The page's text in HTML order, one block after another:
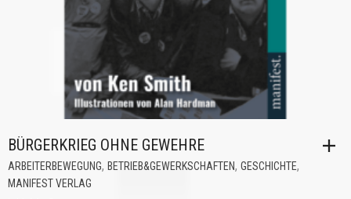
BÜRGERKRIEG OHNE GEWEHRE
ARBEITERBEWEGUNG, BETRIEB&GEWERKSCHAFTEN, GESCHICHTE,
MANIFEST VERLAG